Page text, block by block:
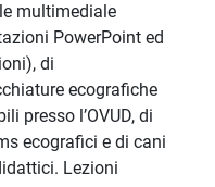
multimediale
PowerPoint ed
di
ecografiche
presso l’OVUD, di
ecografici e di cani
Lezioni